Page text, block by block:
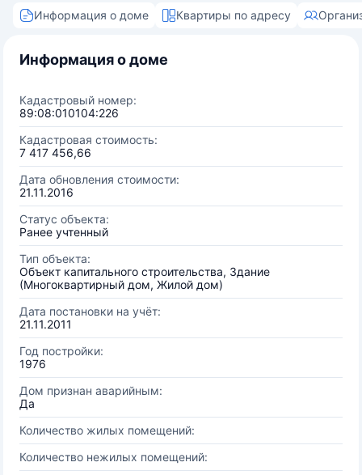
Информация о доме Квартиры по адресу
Информация о доме
Кадастровый номер:
89:08:010104:226
Кадастровая стоимость:
7 417 456,66
Дата обновления стоимости:
21.11.2016
Статус объекта:
Ранее учтенный
Тип объекта:
Объект капитального строительства, Здание
(Многоквартирный дом, Жилой дом)
Дата постановки на учёт:
21.11.2011
Год постройки:
1976
Дом признан аварийным:
Да
Количество жилых помещений:
Количество нежилых помещений: